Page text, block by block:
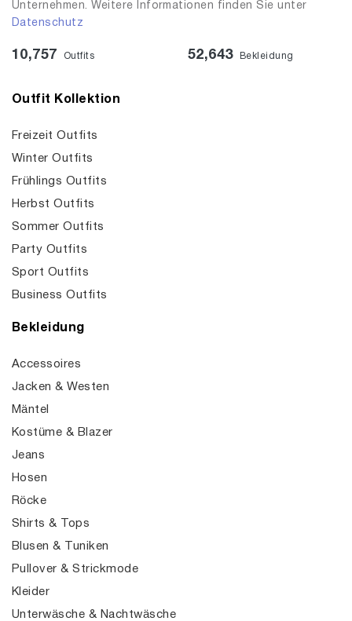
Unternehmen. Weitere Informationen finden Sie unter
Datenschutz
10,757 Outfits 52,643 Bekleidung
Outfit Kollektion
Freizeit Outfits
Winter Outfits
Frühlings Outfits
Herbst Outfits
Sommer Outfits
Party Outfits
Sport Outfits
Business Outfits
Bekleidung
Accessoires
Jacken & Westen
Mäntel
Kostüme & Blazer
Jeans
Hosen
Röcke
Shirts & Tops
Blusen & Tuniken
Pullover & Strickmode
Kleider
Unterwäsche & Nachtwäsche